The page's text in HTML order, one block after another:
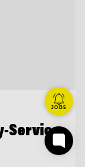
Service
JOBS